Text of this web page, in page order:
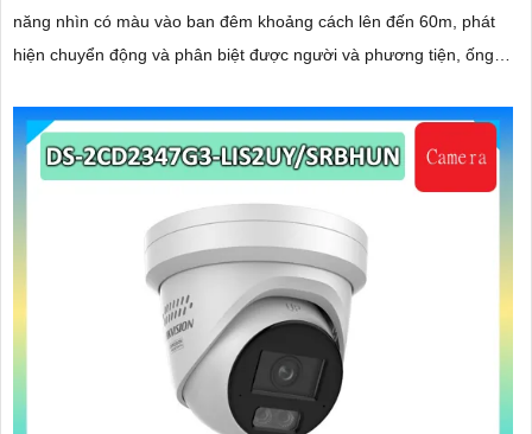
năng nhìn có màu vào ban đêm khoảng cách lên đến 60m, phát
hiện chuyển động và phân biệt được người và phương tiện, ống